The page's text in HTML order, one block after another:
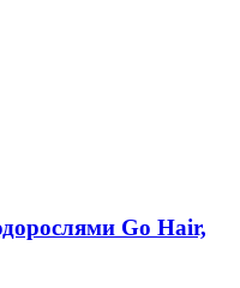
Go Hair,